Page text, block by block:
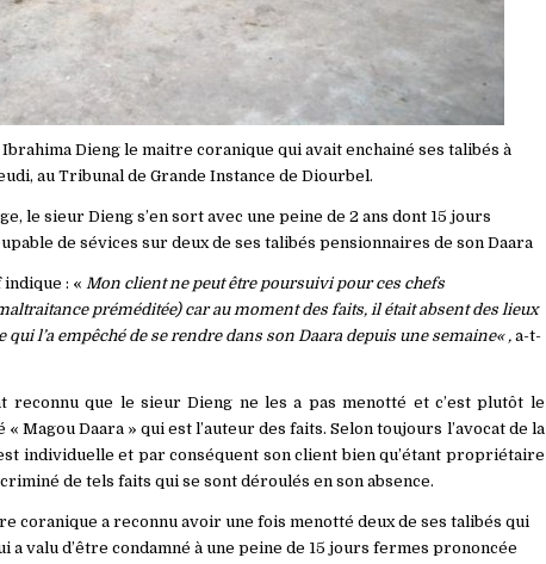
Dieng le maitre coranique qui avait enchainé ses talibés à
au Tribunal de Grande Instance de Diourbel.
le sieur Dieng s’en sort avec une peine de 2 ans dont 15 jours
de sévices sur deux de ses talibés pensionnaires de son Daara
: « Mon client ne peut être poursuivi pour ces chefs
préméditée) car au moment des faits, il était absent des lieux
l’a empêché de se rendre dans son Daara depuis une semaine« ,a-t-
reconnu que le sieur Dieng ne les a pas menotté et c’est plutôt le
Magou Daara » qui est l’auteur des faits. Selon toujours l’avocat de la
individuelle et par conséquent son client bien qu’étant propriétaire
de tels faits qui se sont déroulés en son absence.
coranique a reconnu avoir une fois menotté deux de ses talibés qui
a valu d’être condamné à une peine de 15 jours fermes prononcée